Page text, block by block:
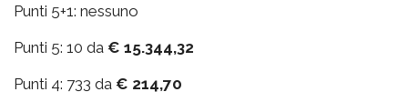
Punti 5+1: nessuno
Punti 5: 10 da € 15.344,32
Punti 4: 733 da € 214,70